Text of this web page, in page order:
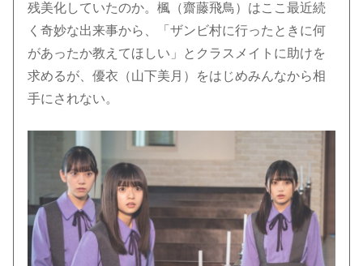
残美化していたのか。楓（齋藤飛鳥）はここ最近続
く奇妙な出来事から、「ザンビ村に行ったときに何
があったか教えてほしい」とクラスメイトに助けを
求めるが、優衣（山下美月）をはじめみんなから相
手にされない。